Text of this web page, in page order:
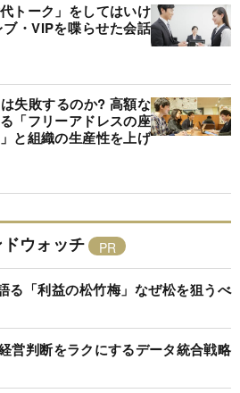
トーク」をしてはいけ
・VIPを喋らせた会話
失敗するのか? 高額な
「フリーアドレスの座
と組織の生産性を上げ
ドウォッチ
る「利益の松竹梅」なぜ松を狙うべ
営判断をラクにするデータ統合戦略